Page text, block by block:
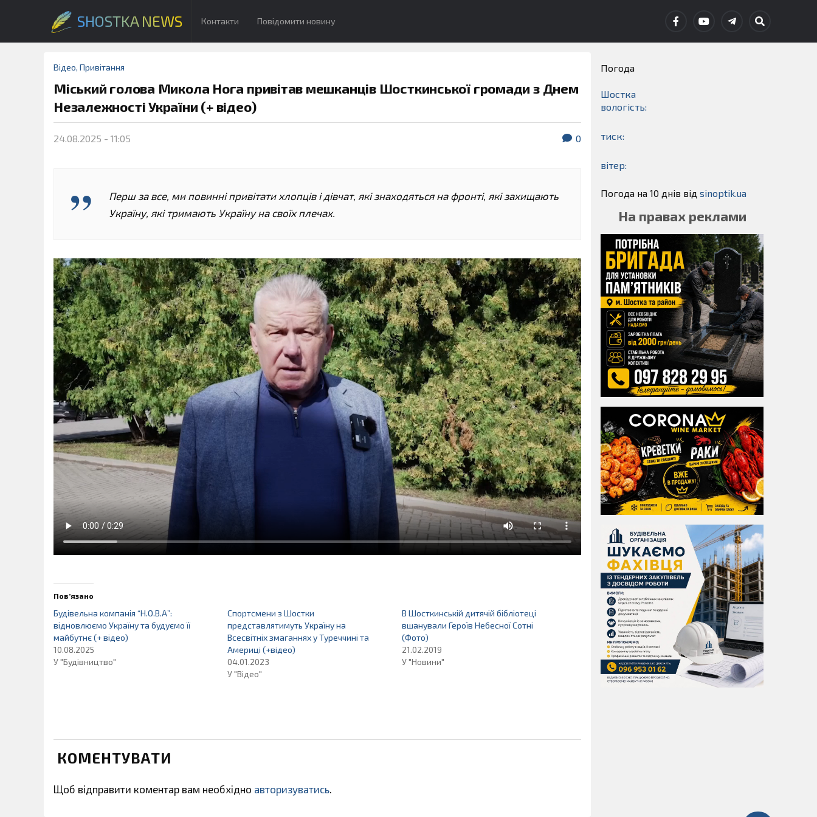
SHOSTKA NEWS Контакти Повідомити новину
Відео, Привітання
Міський голова Микола Нога привітав мешканців Шосткинської громади з Днем
Незалежності України (+ відео)
24.08.2025 - 11:05 0
Перш за все, ми повинні привітати хлопців і дівчат, які знаходяться на фронті, які захищають
Україну, які тримають Україну на своїх плечах.
Пов’язано
Будівельна компанія “Н.О.В.А”:
відновлюємо Україну та будуємо її
майбутнє (+ відео)
10.08.2025
У "Будівництво"
Спортсмени з Шостки
представлятимуть Україну на
Всесвітніх змаганнях у Туреччині та
Америці (+відео)
04.01.2023
У "Відео"
В Шосткинській дитячій бібліотеці
вшанували Героїв Небесної Сотні
(Фото)
21.02.2019
У "Новини"
КОМЕНТУВАТИ
Щоб відправити коментар вам необхідно авторизуватись.
Погода
Шостка
вологість:
тиск:
вітер:
Погода на 10 днів від sinoptik.ua
На правах реклами